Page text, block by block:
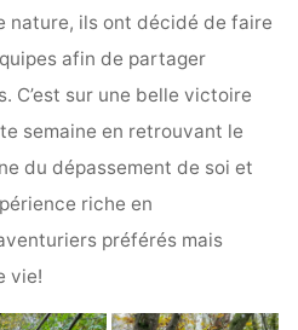
nature, ils ont décidé de faire
afin de partager
C’est sur une belle victoire
semaine en retrouvant le
du dépassement de soi et
riche en
préférés mais
vie!